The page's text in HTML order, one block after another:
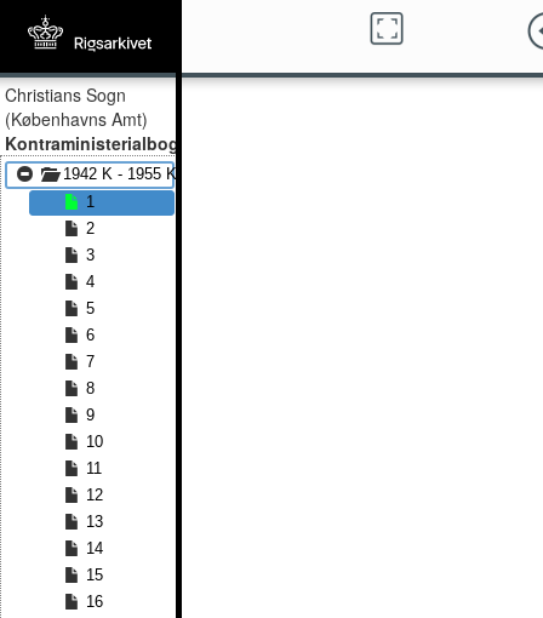
Christians Sogn
(Københavns Amt)
Kontraministerialbog
1942 K - 1955 K
1
2
3
4
5
6
7
8
9
10
11
12
13
14
15
16